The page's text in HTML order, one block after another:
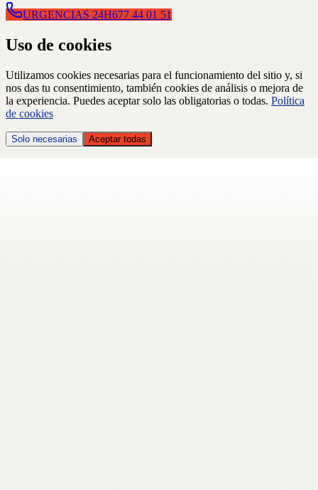
URGENCIAS 24H677 44 01 51
Uso de cookies
Utilizamos cookies necesarias para el funcionamiento del sitio y, si
nos das tu consentimiento, también cookies de análisis o mejora de
la experiencia. Puedes aceptar solo las obligatorias o todas. Política
de cookies
Solo necesarias Aceptar todas